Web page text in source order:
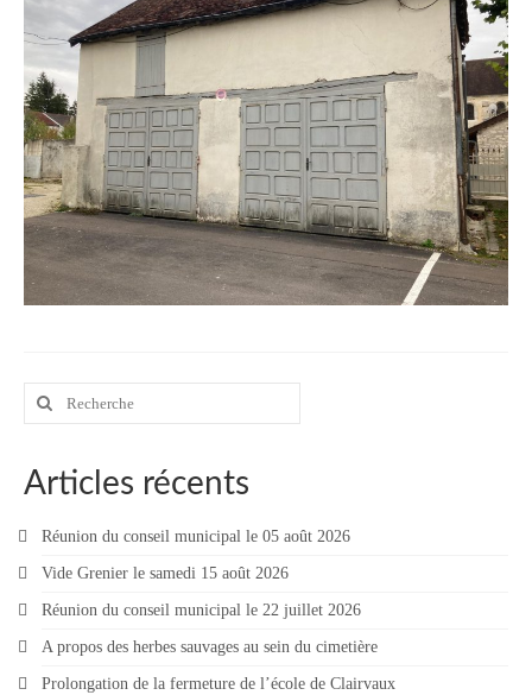
Location de salles
Services funéraires
Vie municipale
Le Conseil municipal de Longchamp-sur-
Aujon
Les réunions du Conseil municipal
La Communauté de communes
Budget communal & fiscalité
Vie scolaire
Vie associative
Les associations
Contact
Rechercher
Articles récents
Réunion du conseil municipal le 05 août 2026
Vide Grenier le samedi 15 août 2026
Réunion du conseil municipal le 22 juillet 2026
A propos des herbes sauvages au sein du cimetière
Prolongation de la fermeture de l’école de Clairvaux